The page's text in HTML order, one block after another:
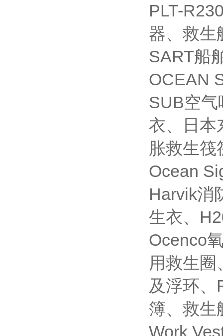
PLT-
器、救生
SART船
OCEAN
SUB空气
衣、日本
胀救生
Ocean
Harvik消
生衣、
Ocenco
用救生
及浮环、
簿、救生
Work